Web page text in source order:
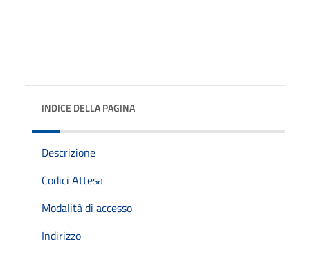
INDICE DELLA PAGINA
Descrizione
Codici Attesa
Modalità di accesso
Indirizzo